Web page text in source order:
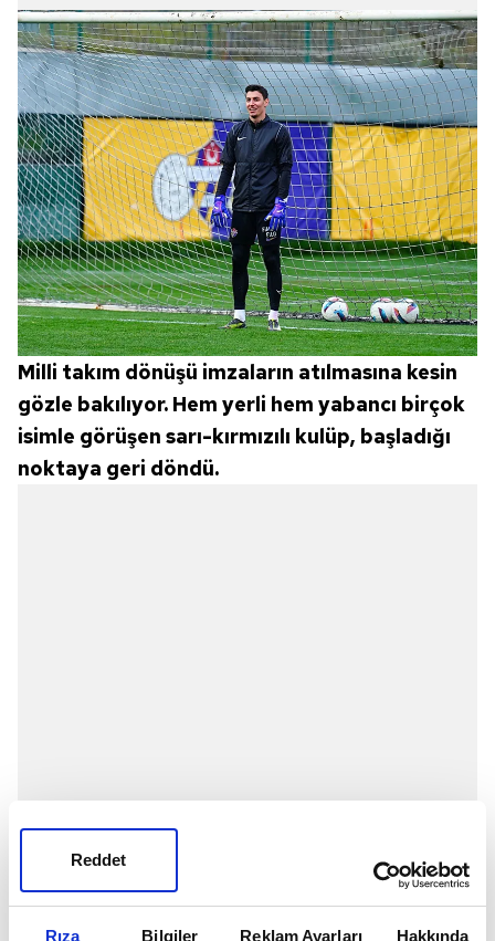
Rıza Bilgiler Reklam Ayarları Hakkında
Reddet
Milli takım dönüşü imzaların atılmasına kesin
gözle bakılıyor. Hem yerli hem yabancı birçok
isimle görüşen sarı-kırmızılı kulüp, başladığı
noktaya geri döndü.